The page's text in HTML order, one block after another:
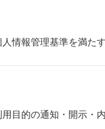
情報管理基準を満た
目的の通知・開示